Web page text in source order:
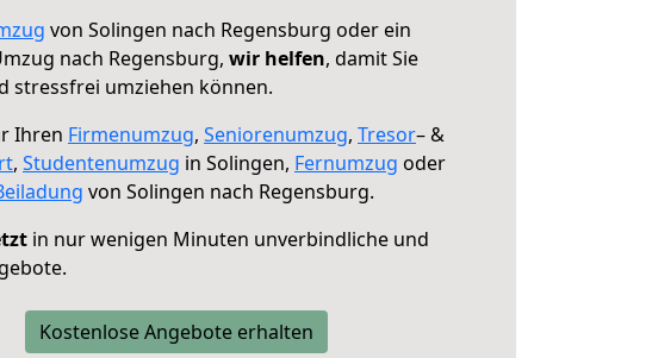
von Solingen nach Regensburg oder ein
nach Regensburg, wir helfen, damit Sie
stressfrei umziehen können.
Ihren Firmenumzug, Seniorenumzug, Tresor– &
, Studentenumzug in Solingen, Fernumzug oder
von Solingen nach Regensburg.
in nur wenigen Minuten unverbindliche und
Kostenlose Angebote erhalten